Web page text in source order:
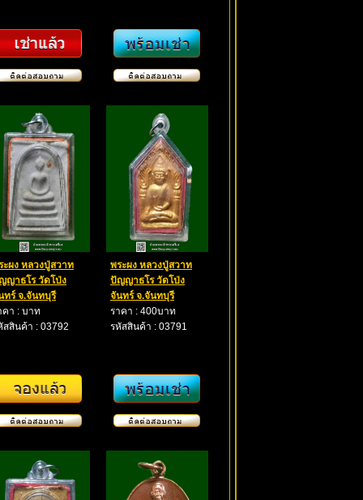
ะผง หลวงปู่สวาท
ญาธโร วัดโป่ง
ทร์ จ.จันทบุรี
คา : บาท
สสินค้า : 03792
พระผง หลวงปู่สวาท
ปัญญาธโร วัดโป่ง
จันทร์ จ.จันทบุรี
ราคา : 400บาท
รหัสสินค้า : 03791